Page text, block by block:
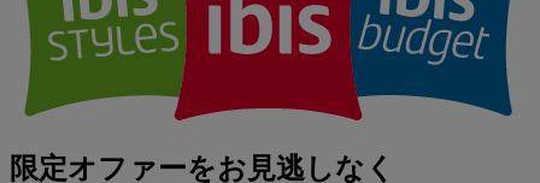
限定オファーをお見逃しなく